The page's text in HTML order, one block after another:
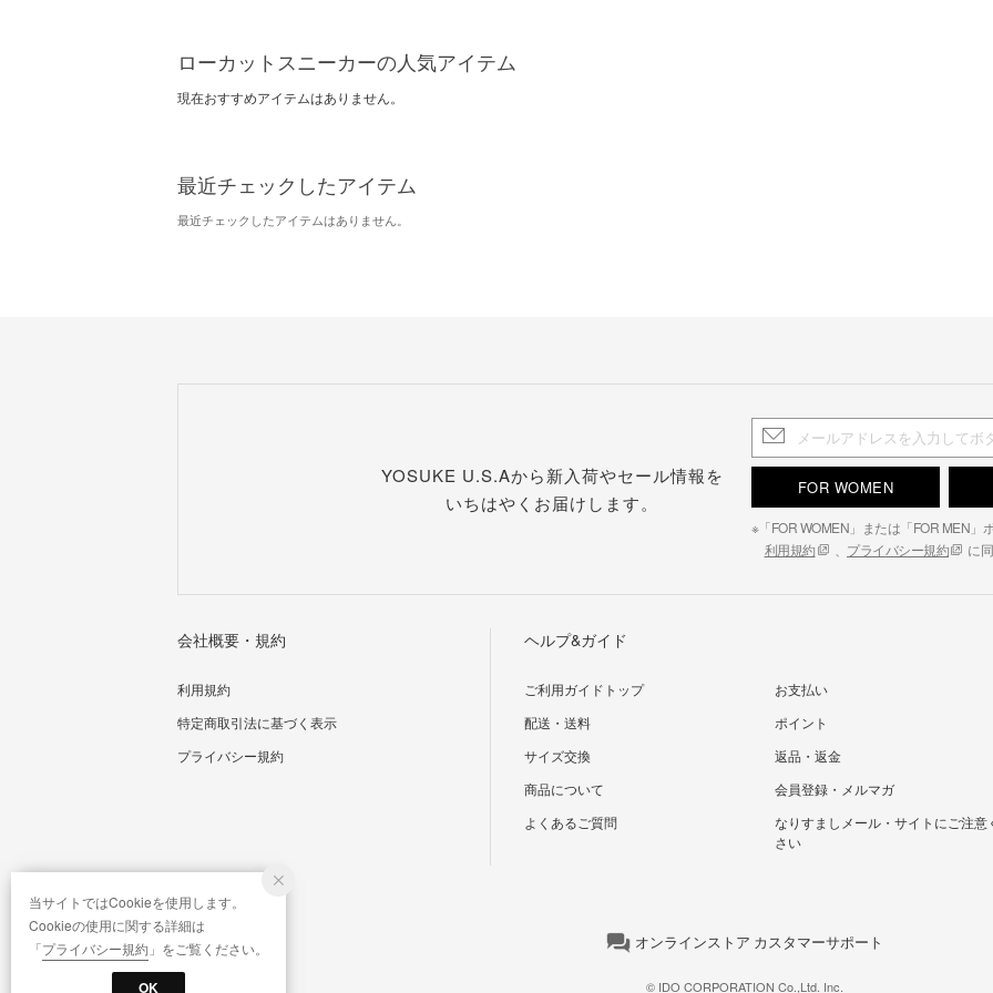
ローカットスニーカーの人気アイテム
現在おすすめアイテムはありません。
最近チェックしたアイテム
最近チェックしたアイテムはありません。
YOSUKE U.S.Aから新入荷やセール情報を
いちはやくお届けします。
FOR WOMEN
※「FOR WOMEN」または「FOR MEN」
利用規約
プライバシー規約 に
会社概要・規約
利用規約
特定商取引法に基づく表示
プライバシー規約
ヘルプ&ガイド
ご利用ガイドトップ
お支払い
配送・送料
ポイント
サイズ交換
返品・返金
商品について
会員登録・メルマガ
よくあるご質問
なりすましメール・サイトにご注意
さい
オンラインストア カスタマーサポート
© IDO CORPORATION Co.,Ltd. Inc.
当サイトではCookieを使用します。
Cookieの使用に関する詳細は
「プライバシー規約 」をご覧ください。
OK